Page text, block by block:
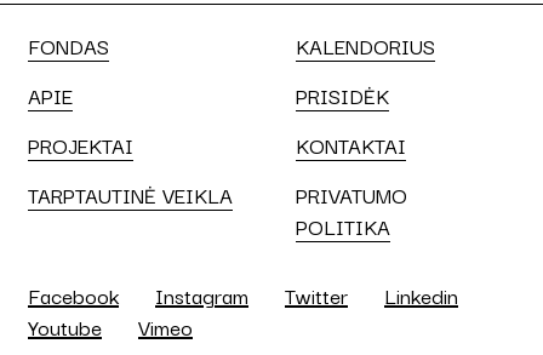
FONDAS
APIE
PROJEKTAI
TARPTAUTINĖ VEIKLA
KALENDORIUS
PRISIDĖK
KONTAKTAI
PRIVATUMO
POLITIKA
Facebook Instagram Twitter
Linkedin
Youtube
Vimeo